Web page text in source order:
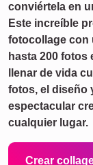
conviértela en
Este increíble
fotocollage con
hasta 200 fotos
llenar de vida
fotos, el diseño
espectacular
cualquier lugar.
Crear